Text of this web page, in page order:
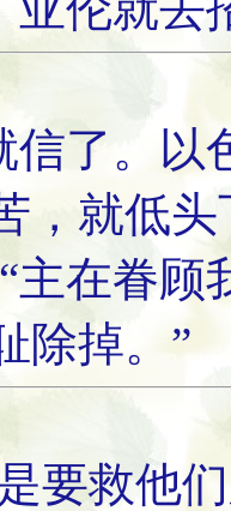
信了。以
，就低头
主在眷顾
除掉。”
要救他